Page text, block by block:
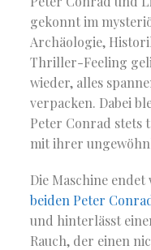
gekonnt im
Archäologie,
Thriller-Feeling
wieder, alles
verpacken. Dabei
Peter Conrad stets
mit ihrer
Die Maschine
beiden Peter
und hinterlässt
Rauch, der einen